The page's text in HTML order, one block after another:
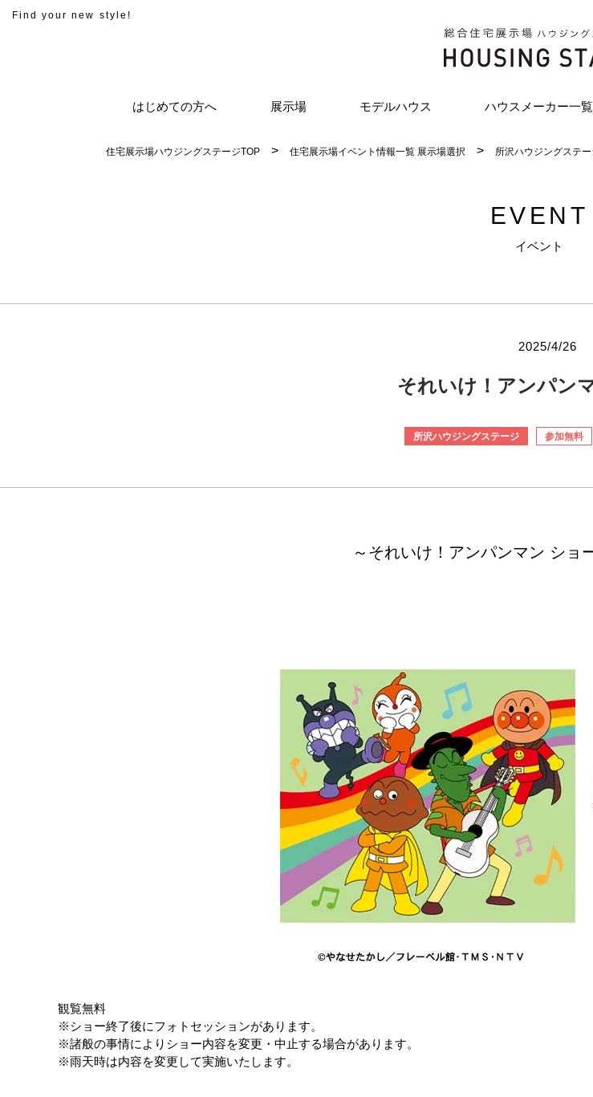
Find your new style!
はじめての方へ 展示場 モデルハウス ハウスメーカー一覧
住宅展示場ハウジングステージTOP 住宅展示場イベント情報一覧 展示場選択 所沢ハウジングステ
EVENT
イベント
2025/4/26
それいけ！アンパン
所沢ハウジングステージ 参加無料
～それいけ！アンパンマン ショ
観覧無料
※ショー終了後にフォトセッションがあります。
※諸般の事情によりショー内容を変更・中止する場合があります。
※雨天時は内容を変更して実施いたします。